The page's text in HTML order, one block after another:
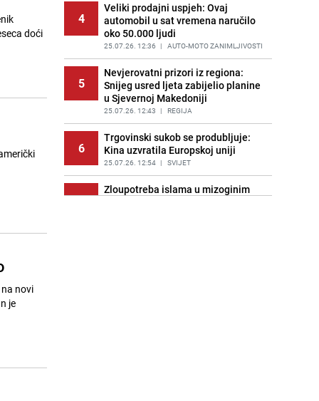
doći
novi
15
Novi detalji istrage: Ruske službe
otkrile moguć uzrok tragedije bh.
planinara na Elbrusu
PRIJE 1 DAN | SVIJET
4
Veliki prodajni uspjeh: Ovaj
automobil u sat vremena naručilo
oko 50.000 ljudi
25.07.26. 12:36 | AUTO-MOTO ZANIMLJIVOSTI
5
Nevjerovatni prizori iz regiona:
Snijeg usred ljeta zabijelio planine
u Sjevernoj Makedoniji
25.07.26. 12:43 | REGIJA
6
Trgovinski sukob se produbljuje:
Kina uzvratila Europskoj uniji
25.07.26. 12:54 | SVIJET
7
Zloupotreba islama u mizoginim